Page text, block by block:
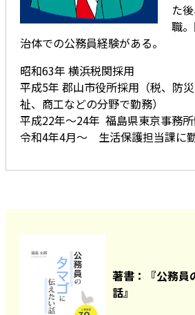
た
職
治体での公務員経験がある。
昭和63年 横浜税関採用
平成5年 郡山市役所採用（税、防
祉、商工などの分野で勤務）
平成22年～24年 福島県東京事務
令和4年4月～ 生活保護担当課に
著書：『公務員
話』